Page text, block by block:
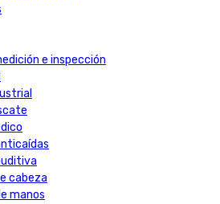
e inspección
cabeza
manos